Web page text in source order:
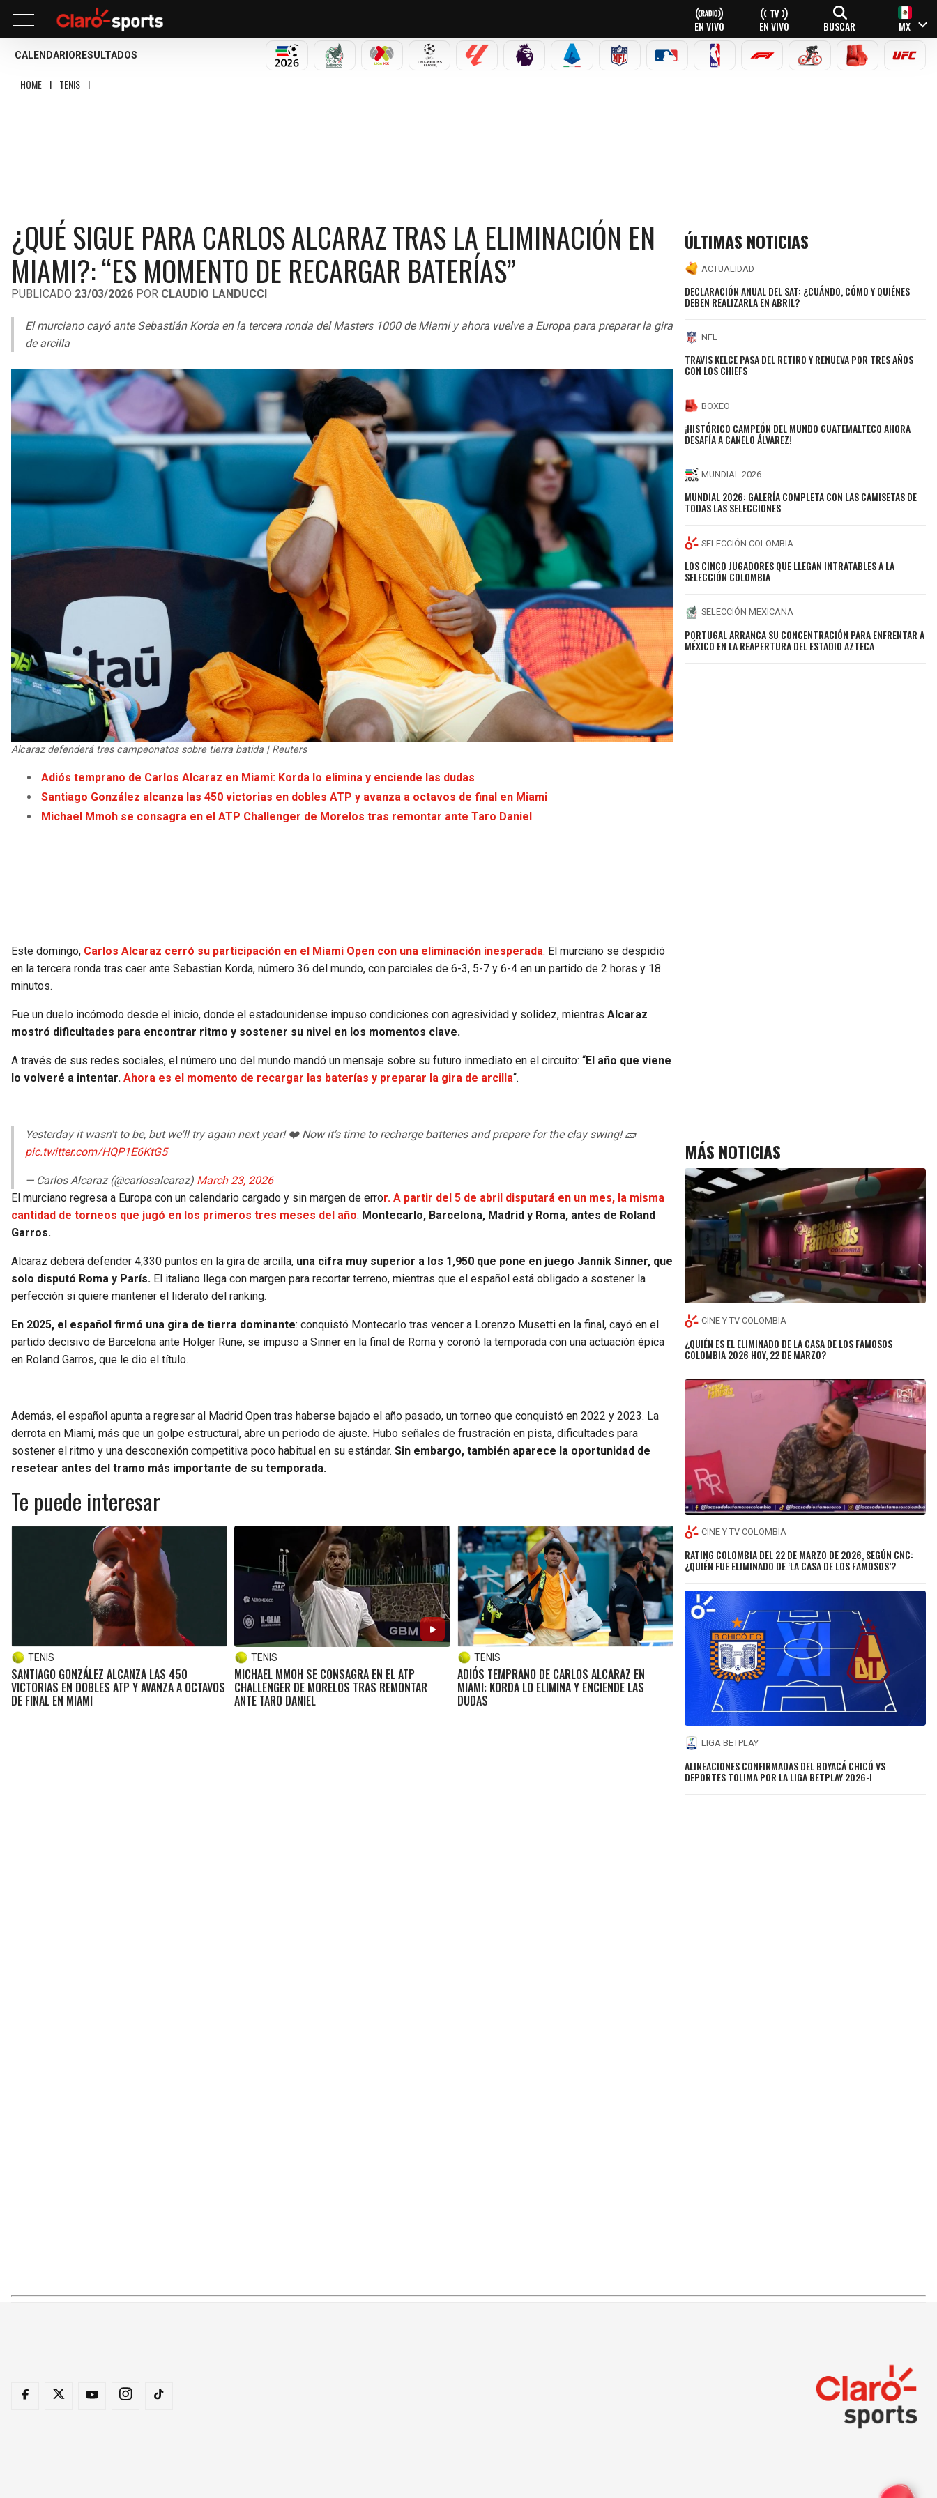
EN VIVO EN VIVO BUSCAR MX
CALENDARIO RESULTADOS
MUNDIAL 2026SELECCIÓN MEXICANA
LIGA MX CHAMPIONS LEAGUE
LALIGA PREMIER LEAGUE
SERIE A NFL MLB NBA FÓRMULA 1CICLISMOBOXEO UFC
HOME I TENIS I
¿QUÉ SIGUE PARA CARLOS ALCARAZ TRAS LA ELIMINACIÓN EN
MIAMI?: “ES MOMENTO DE RECARGAR BATERÍAS”
PUBLICADO 23/03/2026 POR CLAUDIO LANDUCCI
El murciano cayó ante Sebastián Korda en la tercera ronda del Masters 1000 de Miami y ahora vuelve a Europa para preparar la gira
de arcilla
Alcaraz defenderá tres campeonatos sobre tierra batida | Reuters
Adiós temprano de Carlos Alcaraz en Miami: Korda lo elimina y enciende las dudas
Santiago González alcanza las 450 victorias en dobles ATP y avanza a octavos de final en Miami
Michael Mmoh se consagra en el ATP Challenger de Morelos tras remontar ante Taro Daniel
Este domingo, Carlos Alcaraz cerró su participación en el Miami Open con una eliminación inesperada. El murciano se despidió
en la tercera ronda tras caer ante Sebastian Korda, número 36 del mundo, con parciales de 6-3, 5-7 y 6-4 en un partido de 2 horas y 18
minutos.
Fue un duelo incómodo desde el inicio, donde el estadounidense impuso condiciones con agresividad y solidez, mientras Alcaraz
mostró dificultades para encontrar ritmo y sostener su nivel en los momentos clave.
A través de sus redes sociales, el número uno del mundo mandó un mensaje sobre su futuro inmediato en el circuito: “El año que viene
lo volveré a intentar. Ahora es el momento de recargar las baterías y preparar la gira de arcilla“.
Yesterday it wasn't to be, but we'll try again next year! ❤️ Now it's time to recharge batteries and prepare for the clay swing! 🧱
pic.twitter.com/HQP1E6KtG5
— Carlos Alcaraz (@carlosalcaraz) March 23, 2026
El murciano regresa a Europa con un calendario cargado y sin margen de error. A partir del 5 de abril disputará en un mes, la misma
cantidad de torneos que jugó en los primeros tres meses del año: Montecarlo, Barcelona, Madrid y Roma, antes de Roland
Garros.
Alcaraz deberá defender 4,330 puntos en la gira de arcilla, una cifra muy superior a los 1,950 que pone en juego Jannik Sinner, que
solo disputó Roma y París. El italiano llega con margen para recortar terreno, mientras que el español está obligado a sostener la
perfección si quiere mantener el liderato del ranking.
En 2025, el español firmó una gira de tierra dominante: conquistó Montecarlo tras vencer a Lorenzo Musetti en la final, cayó en el
partido decisivo de Barcelona ante Holger Rune, se impuso a Sinner en la final de Roma y coronó la temporada con una actuación épica
en Roland Garros, que le dio el título.
Además, el español apunta a regresar al Madrid Open tras haberse bajado el año pasado, un torneo que conquistó en 2022 y 2023. La
derrota en Miami, más que un golpe estructural, abre un periodo de ajuste. Hubo señales de frustración en pista, dificultades para
sostener el ritmo y una desconexión competitiva poco habitual en su estándar. Sin embargo, también aparece la oportunidad de
resetear antes del tramo más importante de su temporada.
Te puede interesar
TENIS
SANTIAGO GONZÁLEZ ALCANZA LAS 450
VICTORIAS EN DOBLES ATP Y AVANZA A OCTAVOS
DE FINAL EN MIAMI
TENIS
MICHAEL MMOH SE CONSAGRA EN EL ATP
CHALLENGER DE MORELOS TRAS REMONTAR
ANTE TARO DANIEL
TENIS
ADIÓS TEMPRANO DE CARLOS ALCARAZ EN
MIAMI: KORDA LO ELIMINA Y ENCIENDE LAS
DUDAS
ÚLTIMAS NOTICIAS
ACTUALIDAD
DECLARACIÓN ANUAL DEL SAT: ¿CUÁNDO, CÓMO Y QUIÉNES
DEBEN REALIZARLA EN ABRIL?
NFL
TRAVIS KELCE PASA DEL RETIRO Y RENUEVA POR TRES AÑOS
CON LOS CHIEFS
BOXEO
¡HISTÓRICO CAMPEÓN DEL MUNDO GUATEMALTECO AHORA
DESAFÍA A CANELO ÁLVAREZ!
MUNDIAL 2026
MUNDIAL 2026: GALERÍA COMPLETA CON LAS CAMISETAS DE
TODAS LAS SELECCIONES
SELECCIÓN COLOMBIA
LOS CINCO JUGADORES QUE LLEGAN INTRATABLES A LA
SELECCIÓN COLOMBIA
SELECCIÓN MEXICANA
PORTUGAL ARRANCA SU CONCENTRACIÓN PARA ENFRENTAR A
MÉXICO EN LA REAPERTURA DEL ESTADIO AZTECA
MÁS NOTICIAS
CINE Y TV COLOMBIA
¿QUIÉN ES EL ELIMINADO DE LA CASA DE LOS FAMOSOS
COLOMBIA 2026 HOY, 22 DE MARZO?
CINE Y TV COLOMBIA
RATING COLOMBIA DEL 22 DE MARZO DE 2026, SEGÚN CNC:
¿QUIÉN FUE ELIMINADO DE ‘LA CASA DE LOS FAMOSOS’?
LIGA BETPLAY
ALINEACIONES CONFIRMADAS DEL BOYACÁ CHICÓ VS
DEPORTES TOLIMA POR LA LIGA BETPLAY 2026-I